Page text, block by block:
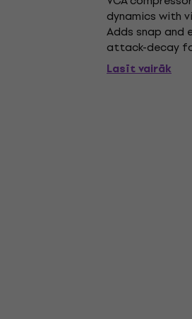
dynamics with
Adds snap and
attack-decay
loops, tames
Lasīt vairāk